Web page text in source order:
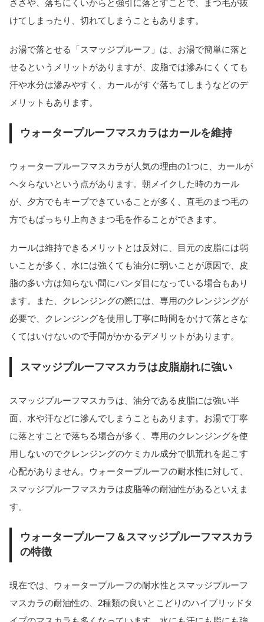
ささや、落ちにくいからと強引に落とすことで、まつ毛が抜
けてしまったり、切れてしまうこともあります。
お湯で落とせる「スマッジプルーフ」は、お湯で簡単に落と
せるというメリットがありますが、皮脂では滲みにくくても
汗や水分は滲みやすく、カールがすぐ落ちてしまうなどのデ
メリットもあります。
ウォータープルーフマスカラはカールを維持
ウォータープルーフマスカラが人気の理由の1つに、カールが
ヘタらないという点があります。朝メイクした時のカール
が、夕方でもキープできていることが多く、直毛のまつ毛の
方でもぱっちり上向きまつ毛を作ることができます。
カールは維持できるメリットとは反対に、目元の皮脂には弱
いことが多く、水には強くても油分に弱いことが原因で、皮
脂の多い方は知らない間にパンダ目になっている場合もあり
ます。また、クレンジングの際には、専用のクレンジングが
必要で、クレンジングを使用し丁寧に時間をかけて落とさな
くてはいけないので手間がかかるデメリットがあります。
スマッジプルーフマスカラは皮脂崩れに強い
スマッジプルーフマスカラは、油分である皮脂には強い半
面、水や汗などに滲んでしまうこともあります。お湯で丁寧
に落とすことで落ちる場合が多く、専用のクレンジングを使
用しないのでクレンジングのケミカル成分で肌荒れを起こす
心配がありません。ウォータープルーフの耐水性に対して、
スマッジプルーフマスカラは皮脂等の耐油性があるといえま
す。
ウォータープルーフ＆スマッジプルーフマスカラ
の特徴
現在では、ウォータープルーフの耐水性とスマッジプルーフ
マスカラの耐油性の、2種類の良いとこどりのハイブリッドタ